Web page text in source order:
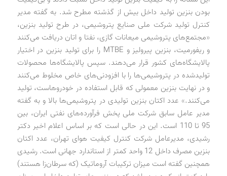
بودن بنزین تولید داخل بیش از گذشته مطرح شد. به گفته مدیر
کنترل تولید شرکت ملی صنایع پتروشیمی، در طرح تولید بنزین،
«مجتمع‌های پتروشیمی میعانات گازی، نفتا و اتان دریافت می‌کنند
و ریفورمیت، بنزین پیرولیز و MTBE را برای تولید بنزین در اختیار
پالایشگاه‌های کشور قرار می‌دهند. سپس پالایشگاه‌ها محصولات
تولید‌شده در پتروشیمی‌ها را با افزودنی‌های خاص مخلوط می‌کنند
و در نهایت بنزین معمولی که قابل استفاده در خودروهاست، تولید
می‌کنند.» عدد اکتان بنزین تولیدی در پتروشیمی‌ها بالا و به گفته
مدیر عامل سابق شرکت ملی پخش فرآورده‌های نفتی ایران، بین
95 تا 110 است.‌ این در حالی است که بر اساس اعلام اخیر دکتر
رشیدی، مدیرعامل شرکت کنترل کیفیت هوای تهران، عدد اکتان
بنزین مصرف داخل 12 واحد کمتر از استاندارد جهانی است. رشیدی
همچنین گفته است میزان ترکیبات آروماتیک (که سرطان‌زا هستند)